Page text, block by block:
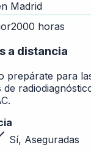
Madrid
2000 horas
a distancia
prepárate para
de
Sí, Aseguradas